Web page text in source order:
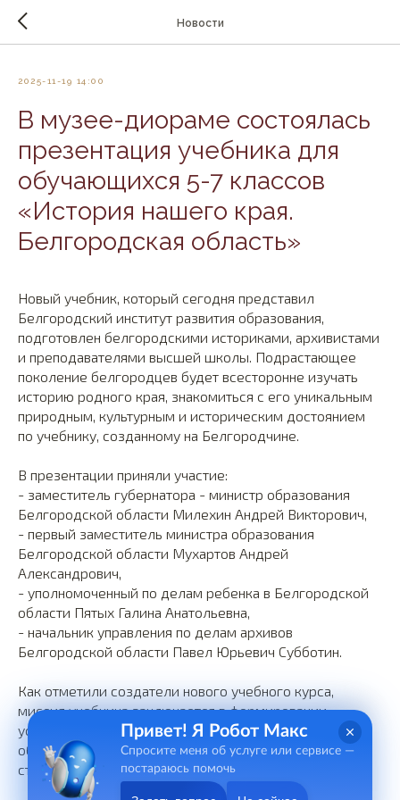
Новости
2025-11-19 14:00
В музее-диораме состоялась
презентация учебника для
обучающихся 5-7 классов
«История нашего края.
Белгородская область»
Новый учебник, который сегодня представил
Белгородский институт развития образования,
подготовлен белгородскими историками, архивистами
и преподавателями высшей школы. Подрастающее
поколение белгородцев будет всесторонне изучать
историю родного края, знакомиться с его уникальным
природным, культурным и историческим достоянием
по учебнику, созданному на Белгородчине.
В презентации приняли участие:
- заместитель губернатора - министр образования
Белгородской области Милехин Андрей Викторович,
- первый заместитель министра образования
Белгородской области Мухартов Андрей
Александрович,
- уполномоченный по делам ребенка в Белгородской
области Пятых Галина Анатольевна,
- начальник управления по делам архивов
Белгородской области Павел Юрьевич Субботин.
Как отметили создатели нового учебного курса,
миссия учебника заключается в формировании
устойчивых представлений об истории Белгородской
области как форпоста юго-западных рубежей нашей
страны.
Привет! Я Робот Макс
Спросите меня об услуге или сервисе —
постараюсь помочь